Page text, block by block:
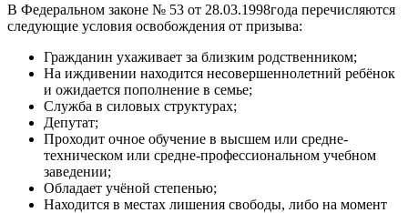
В Федеральном законе № 53 от 28.03.1998года перечисляются
следующие условия освобождения от призыва:
Гражданин ухаживает за близким родственником;
На иждивении находится несовершеннолетний ребёнок
и ожидается пополнение в семье;
Служба в силовых структурах;
Депутат;
Проходит очное обучение в высшем или средне-
техническом или средне-профессиональном учебном
заведении;
Обладает учёной степенью;
Находится в местах лишения свободы, либо на момент